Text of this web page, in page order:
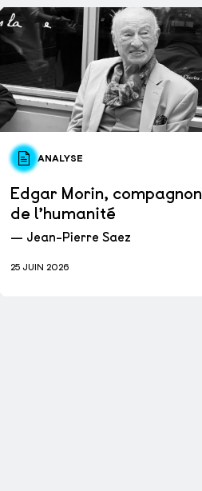
ANALYSE
Edgar Morin, compagnon
de l’humanité
— Jean-Pierre Saez
25 JUIN 2026